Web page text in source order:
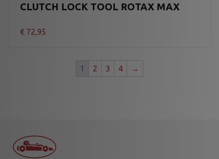
CLUTCH LOCK TOOL ROTAX MAX
€ 72,95
1 2 3 4 →